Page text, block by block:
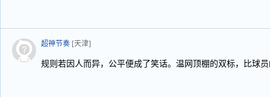
超神节奏 [天津]
规则若因人而异，公平便成了笑话。温网顶棚的双标，比球